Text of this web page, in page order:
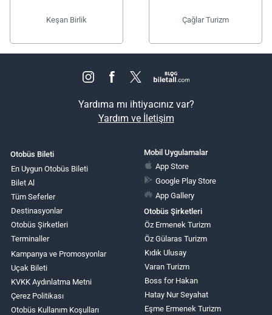
Keşan Birlik Çağlar Turizm
Yardıma mı ihtiyacınız var?
Yardım ve İletişim
Otobüs Bileti
En Uygun Otobüs Bileti
Bilet Al
Tüm Seferler
Destinasyonlar
Otobüs Şirketleri
Terminaller
Kampanya ve Promosyonlar
Uçak Bileti
KVKK Aydınlatma Metni
Çerez Politikası
Otobüs Kullanım Koşulları
Mobil Uygulamalar
App Store
Google Play Store
App Gallery
Otobüs Şirketleri
Öz Ermenek Turizm
Öz Gülaras Turizm
Kıdık Ulusay
Varan Turizm
Boss for Hakan
Hatay Nur Seyahat
Eşme Ermenek Turizm